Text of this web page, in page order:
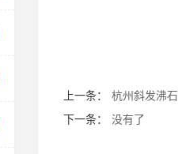
上一条：
杭州斜发沸石
下一条：
没有了